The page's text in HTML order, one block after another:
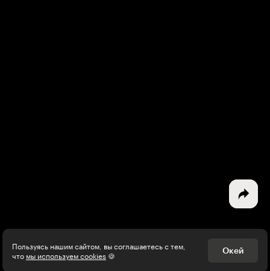
Пользуясь нашим сайтом, вы соглашаетесь с тем,
что мы используем cookies 🍪 Окей
Маркетинг